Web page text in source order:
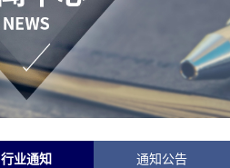
行业通知 通知公告